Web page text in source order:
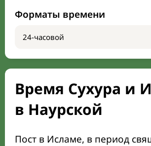
Форматы времени
Время Сухура и
в Наурской
Пост в Исламе, в период